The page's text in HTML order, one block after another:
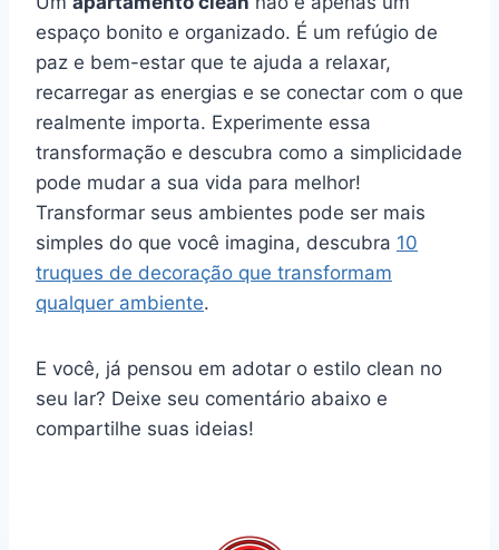
espaço bonito e organizado. É um refúgio de
paz e bem-estar que te ajuda a relaxar,
recarregar as energias e se conectar com o que
realmente importa. Experimente essa
transformação e descubra como a simplicidade
pode mudar a sua vida para melhor!
Transformar seus ambientes pode ser mais
simples do que você imagina, descubra 10
truques de decoração que transformam
qualquer ambiente.
E você, já pensou em adotar o estilo clean no
seu lar? Deixe seu comentário abaixo e
compartilhe suas ideias!